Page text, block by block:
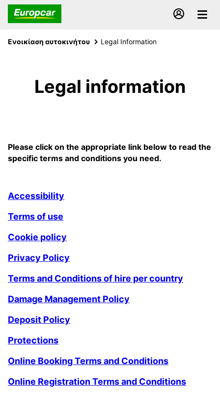
Ενοικίαση αυτοκινήτου Legal Information
Legal information
Please click on the appropriate link below to read the
specific terms and conditions you need.
Accessibility
Terms of use
Cookie policy
Privacy Policy
Terms and Conditions of hire per country
Damage Management Policy
Deposit Policy
Protections
Online Booking Terms and Conditions
Online Registration Terms and Conditions